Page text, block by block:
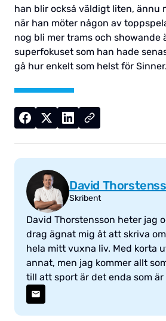
han blir också väldigt liten, ännu
när han möter någon av
nog bli mer trams och showande
superfokuset som han hade
gå hur enkelt som helst för Sinner.
David
Skribent
David Thorstensson heter jag
drag ägnat mig åt att skriva
hela mitt vuxna liv. Med korta
annat, men jag kommer allt
till att sport är det enda som